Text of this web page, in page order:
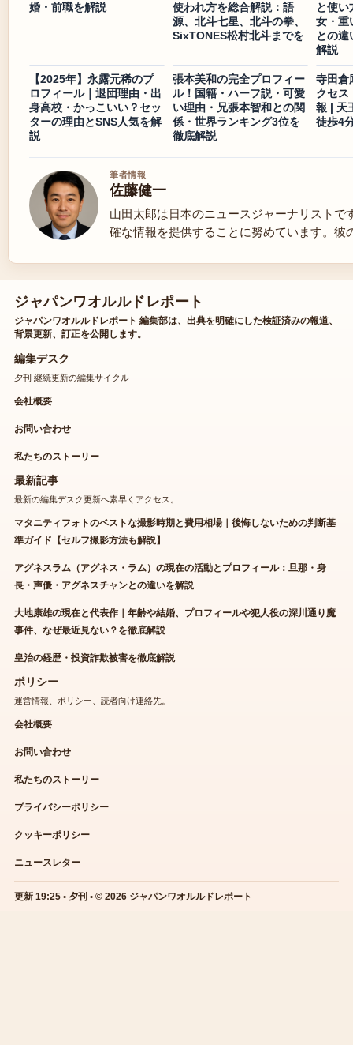
婚・前職を解説
使われ方を総合解説：語
源、北斗七星、北斗の拳、
SixTONES松村北斗までを
と使い
女・重
との違
解説
【2025年】永露元稀のプ
ロフィール｜退団理由・出
身高校・かっこいい？セッ
ターの理由とSNS人気を解
説
張本美和の完全プロフィー
ル！国籍・ハーフ説・可愛
い理由・兄張本智和との関
係・世界ランキング3位を
徹底解説
寺田倉
クセス
報 | 天
徒歩4
筆者情報
佐藤健一
山田太郎は日本のニュースジャーナリスト
確な情報を提供することに努めています。彼
ジャパンワオルルドレポート
ジャパンワオルルドレポート 編集部は、出典を明確にした検証済みの報道、
背景更新、訂正を公開します。
編集デスク
夕刊 継続更新の編集サイクル
会社概要
お問い合わせ
私たちのストーリー
最新記事
最新の編集デスク更新へ素早くアクセス。
マタニティフォトのベストな撮影時期と費用相場｜後悔しないための判断基
準ガイド【セルフ撮影方法も解説】
アグネスラム（アグネス・ラム）の現在の活動とプロフィール：旦那・身
長・声優・アグネスチャンとの違いを解説
大地康雄の現在と代表作｜年齢や結婚、プロフィールや犯人役の深川通り魔
事件、なぜ最近見ない？を徹底解説
皇治の経歴・投資詐欺被害を徹底解説
ポリシー
運営情報、ポリシー、読者向け連絡先。
会社概要
お問い合わせ
私たちのストーリー
プライバシーポリシー
クッキーポリシー
ニュースレター
更新 19:25 • 夕刊 • © 2026 ジャパンワオルルドレポート